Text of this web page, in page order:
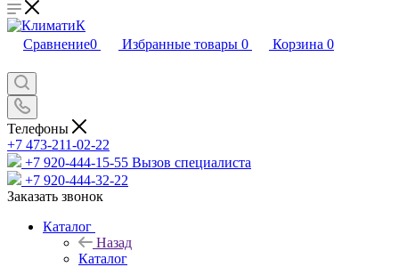
Сравнение0 Избранные товары 0 Корзина 0
Телефоны
+7 473-211-02-22
+7 920-444-15-55 Вызов специалиста
+7 920-444-32-22
Заказать звонок
Каталог
Назад
Каталог